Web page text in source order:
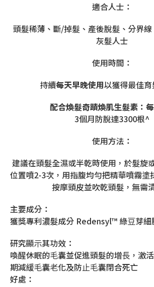
適合人士：
頭髮稀薄、斷/掉髮、產後脫髮、分界
灰髮人士
使用時間：
持續每天早晚使用以獲得最佳育
配合煥髮奇蹟煥肌生髮素：
3個月防脫達3300根^
使用方法：
建議在頭髮全濕或半乾時使用，於髮旋
位置噴2-3次，用指腹均勻把精華噴霧塗
按摩頭皮並吹乾頭髮，無需
主要成分：
獲獎專利濃髮成分 Redensyl™ 綠⾖芽細
研究顯⽰其功效：
喚醒休眠的⽑囊並促進頭髮的增⻑，激
期減緩⽑囊⽼化及防⽌⽑囊閉合死亡
好處：